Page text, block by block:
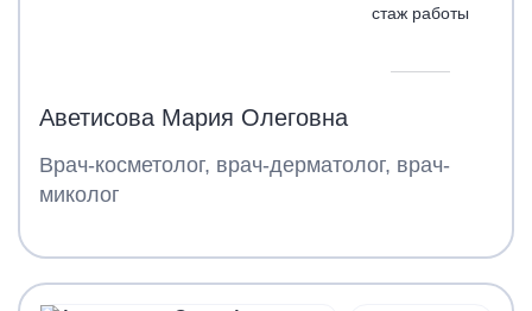
стаж работы
Аветисова Мария Олеговна
Врач-косметолог, врач-дерматолог, врач-
миколог